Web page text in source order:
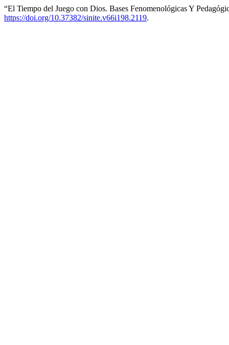
“El Tiempo del Juego con Dios. Bases Fenomenológicas Y
https://doi.org/10.37382/sinite.v66i198.2119.